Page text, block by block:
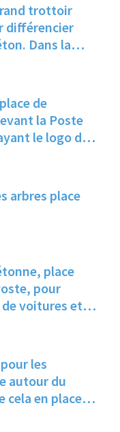
trottoir
différencier
Dans la
de
la Poste
le logo du
arbres place
place
pour
voitures et
les
autour du
en place
la ville